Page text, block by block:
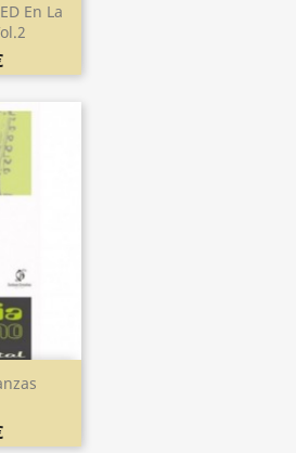
En La